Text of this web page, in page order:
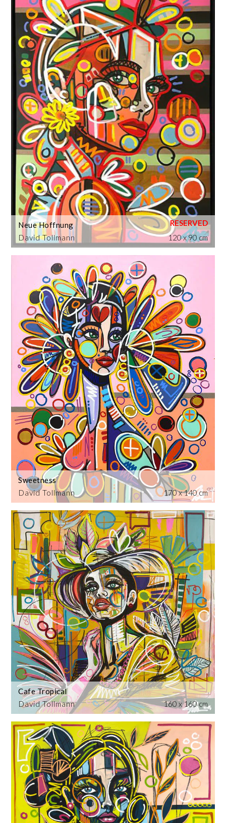
David Tollmann
Neue Hoffnung
120 x 90 cm
David Tollmann
Sweetness
170 x 140 cm
David Tollmann
Cafe Tropical
160 x 160 cm